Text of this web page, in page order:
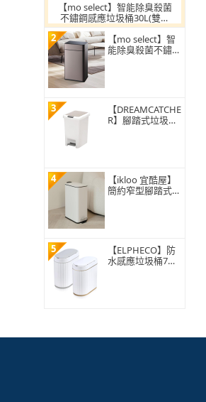
【mo select】智能除臭殺菌
不鏽鋼感應垃圾桶30L(雙開
蓋/大容量/附充電電池/mo選)
2
【mo select】智
能除臭殺菌不鏽鋼
3
【DREAMCATCHE
R】腳踏式垃圾桶
4
【ikloo 宜酷屋】
簡約窄型腳踏式垃
5
【ELPHECO】防
水感應垃圾桶7公